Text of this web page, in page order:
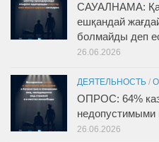
САУАЛНАМА:
ешқандай
болмайды деп
26.06.2026
ДЕЯТЕЛЬНОСТЬ /
ОПРОС: 64%
недопустимыми
26.06.2026